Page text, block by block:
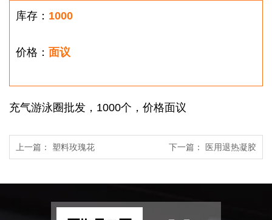
库存： 1000
价格： 面议
充气游泳圈批发，1000个，价格面议
上一篇： 塑料玫瑰花 下一篇： 医用退热凝胶